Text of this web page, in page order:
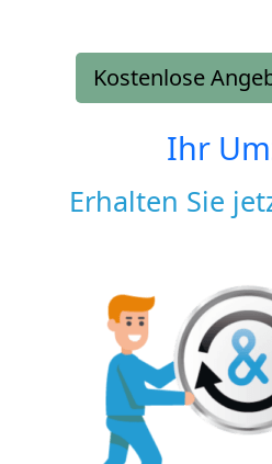
Kostenlose
Ihr
Erhalten Sie